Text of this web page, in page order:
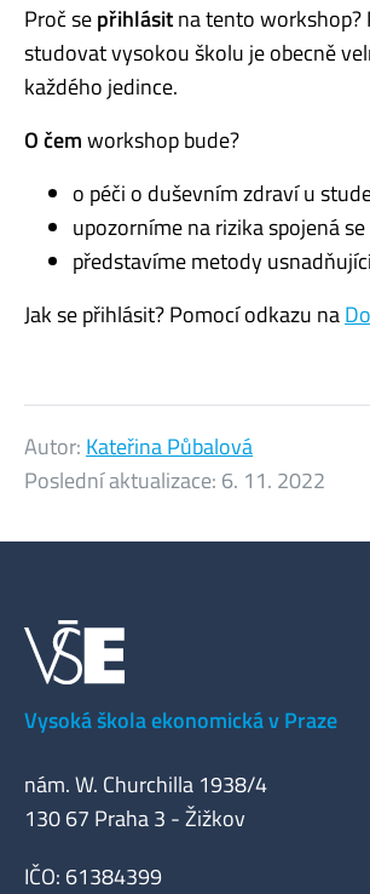
Proč sepřihlásitna tento workshop?
studovat vysokou školu je obecně
každého jedince.
O čemworkshop bude?
o péči o duševním zdraví u
upozorníme na rizika spojená
představíme metody
Jak se přihlásit? Pomocí odkazu na
Autor: Kateřina Půbalová
Poslední aktualizace: 6. 11. 2022
Vysoká škola ekonomická v Praze
nám. W. Churchilla 1938/4
130 67 Praha 3 - Žižkov
IČO: 61384399